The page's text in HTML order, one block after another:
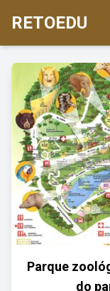
RETOEDU
Parque
do